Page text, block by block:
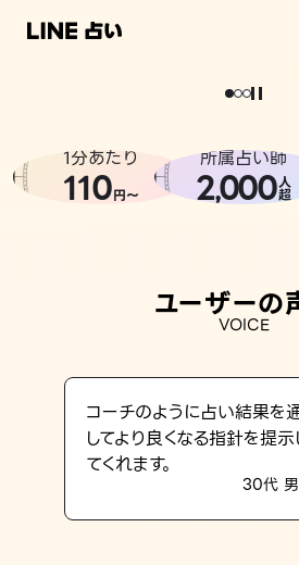
相談事例
LINE占いを開く
どうせなら
。
1分あたり
110円〜
所属占い師
2,000人
超
ユーザーの
VOICE
コーチのように占い結果を
してより良くなる指針を提示
てくれます。
30代